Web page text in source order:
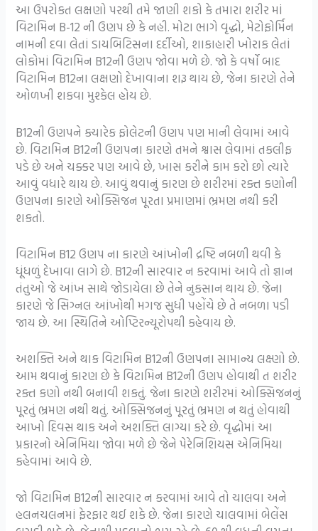
આ ઉપરોકત લક્ષણો પરથી તમે જાણી શકો કે તમારા શરીર માં
વિટામિન B-12 ની ઉણપ છે કે નહી. મોટા ભાગે વૃદ્ધો, મેટોફોર્મિન
નામની દવા લેતાં ડાયબિટિસના દર્દીઓ, શાકાહારી ખોરાક લેતાં
લોકોમાં વિટામિન B12ની ઉણપ જોવા મળે છે. જો કે વર્ષો બાદ
વિટામિન B12ના લક્ષણો દેખાવાના શરૂ થાય છે, જેના કારણે તેને
ઓળખી શકવા મુશ્કેલ હોય છે.
B12ની ઉણપને ક્યારેક ફોલેટની ઉણપ પણ માની લેવામાં આવે
છે. વિટામિન B12ની ઉણપના કારણે તમને શ્વાસ લેવામાં તકલીફ
પડે છે અને ચક્કર પણ આવે છે, ખાસ કરીને કામ કરો છો ત્યારે
આવું વધારે થાય છે. આવું થવાનું કારણ છે શરીરમાં રક્ત કણોની
ઉણપના કારણે ઓક્સિજન પૂરતા પ્રમાણમાં ભ્રમણ નથી કરી
શકતો.
વિટામિન B12 ઉણપ ના કારણે આંખોની દ્રષ્ટિ નબળી થવી કે
ધૂંધળું દેખાવા લાગે છે. B12ની સારવાર ન કરવામાં આવે તો જ્ઞાન
તંતુઓ જે આંખ સાથે જોડાયેલા છે તેને નુકસાન થાય છે. જેના
કારણે જે સિગ્નલ આંખોથી મગજ સુધી પહોંચે છે તે નબળા પડી
જાય છે. આ સ્થિતિને ઓપ્ટિરન્યૂરોપથી કહેવાય છે.
અશક્તિ અને થાક વિટામિન B12ની ઉણપના સામાન્ય લક્ષ્ણો છે.
આમ થવાનું કારણ છે કે વિટામિન B12ની ઉણપ હોવાથી ત શરીર
રક્ત કણો નથી બનાવી શકતું. જેના કારણે શરીરમાં ઓક્સિજનનું
પૂરતું ભ્રમણ નથી થતું. ઓક્સિજનનું પૂરતું ભ્રમણ ન થતું હોવાથી
આખો દિવસ થાક અને અશક્તિ લાગ્યા કરે છે. વૃદ્ધોમાં આ
પ્રકારનો એનિમિયા જોવા મળે છે જેને પેરેનિશિયસ એનિમિયા
કહેવામાં આવે છે.
જો વિટામિન B12ની સારવાર ન કરવામાં આવે તો ચાલવા અને
હલનચલનમાં ફેરફાર થઈ શકે છે. જેના કારણે ચાલવામાં બેલેંસ